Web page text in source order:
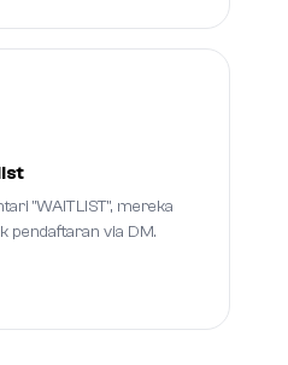
"WAITLIST", mereka
pendaftaran via DM.